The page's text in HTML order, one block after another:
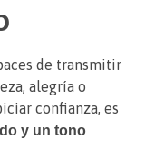
de transmitir
alegría o
confianza, es
y un tono